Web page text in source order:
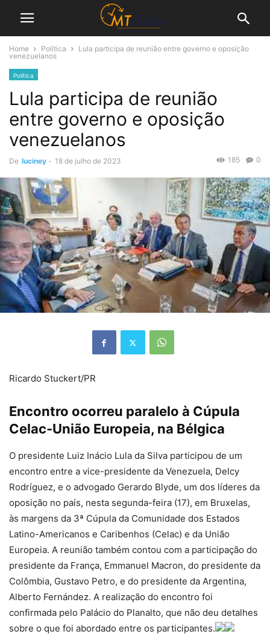
Home Política
Lula participa de reunião entre governo e oposição
venezuelanos
Política
Lula participa de reunião
entre governo e oposição
venezuelanos
De luciney - 18 de julho de 2023 0
185
Ricardo Stuckert/PR
Encontro ocorreu paralelo à Cúpula
Celac-União Europeia, na Bélgica
O presidente Luiz Inácio Lula da Silva participou de um
encontro entre a vice-presidente da Venezuela, Delcy
Rodríguez, e o advogado Gerardo Blyde, um dos líderes da
oposição no país, nesta segunda-feira (17), em Bruxelas,
às margens da 3ª Cúpula da Comunidade dos Estados
Latino-Americanos e Caribenhos (Celac) e da União
Europeia. A reunião também contou com a participação do
presidente da França, Emmanuel Macron, do presidente da
Colômbia, Gustavo Petro, e do presidente da Argentina,
Alberto Fernández. A realização do encontro foi
confirmada pelo Palácio do Planalto, que não deu detalhes
sobre o que foi abordado entre os participantes.